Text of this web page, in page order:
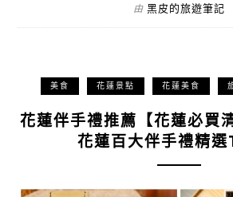
由 黑皮的旅遊筆記
美食 花蓮景點 花蓮美食
花蓮伴手禮推薦【花蓮必買
花蓮百大伴手禮精